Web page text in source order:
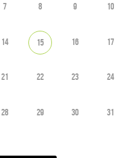
7 8 9 10
14 15 16 17
21 22 23 24
28 29 30 31